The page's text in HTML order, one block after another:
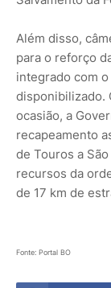
Além disso,
para o reforço
integrado com
disponibilizado.
ocasião, a
recapeamento
de Touros a
recursos da
de 17 km de
Fonte: Portal BO